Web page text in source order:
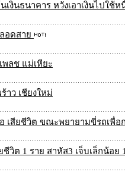
นธนาคาร หวังเอาเงินไปใช้ห
อดสาย
พลช แม่เหียะ
าว เชียงใหม่
สียชีวิต ขณะพยายามขี่รถเพื่อ
ชีวิต 1 ราย สาหัส3 เจ็บเล็กน้อย